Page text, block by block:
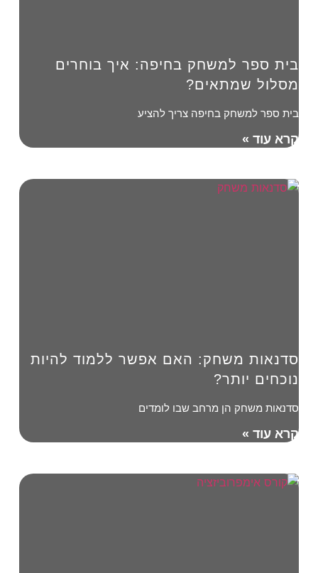
בית ספר למשחק בחיפה: איך בוחרים
מסלול שמתאים?
בית ספר למשחק בחיפה צריך להציע
קרא עוד »
סדנאות משחק: האם אפשר ללמוד להיות
נוכחים יותר?
סדנאות משחק הן מרחב שבו לומדים
קרא עוד »